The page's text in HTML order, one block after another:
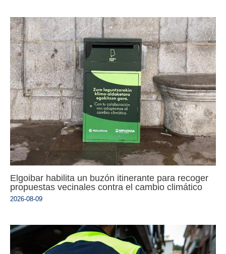
Elgoibar habilita un buzón itinerante para recoger
propuestas vecinales contra el cambio climático
2026-08-09